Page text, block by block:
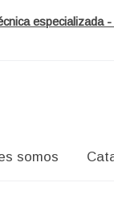
especializada
somos